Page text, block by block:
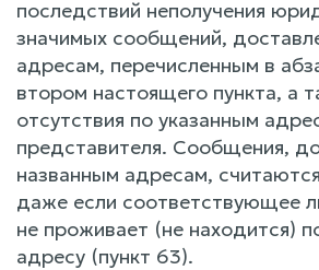
последствий неполучения
значимых сообщений,
адресам, перечисленным в
втором настоящего пункта, а
отсутствия по указанным
представителя. Сообщения,
названным адресам,
даже если соответствующее
не проживает (не находится)
адресу (пункт 63).